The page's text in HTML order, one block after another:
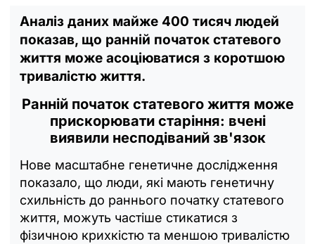
Аналіз даних майже 400 тисяч людей
показав, що ранній початок статевого
життя може асоціюватися з коротшою
тривалістю життя.
Ранній початок статевого життя може
прискорювати старіння: вчені
виявили несподіваний зв'язок
Нове масштабне генетичне дослідження
показало, що люди, які мають генетичну
схильність до раннього початку статевого
життя, можуть частіше стикатися з
фізичною крихкістю та меншою тривалістю